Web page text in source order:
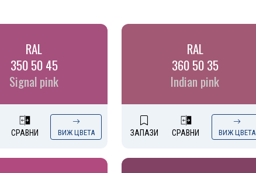
RAL
350 50 45
Signal pink
СРАВНИ ВИЖ ЦВЕТА
RAL
360 50 35
Indian pink
ЗАПАЗИ СРАВНИ ВИЖ ЦВЕТА